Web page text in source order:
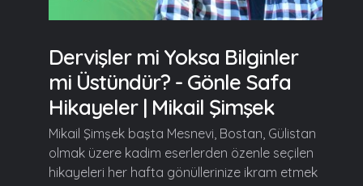
Dervişler mi Yoksa Bilginler
mi Üstündür? - Gönle Safa
Hikayeler | Mikail Şimşek
Mikail Şimşek başta Mesnevi, Bostan, Gülistan
olmak üzere kadim eserlerden özenle seçilen
hikayeleri her hafta gönüllerinize ikram etmek